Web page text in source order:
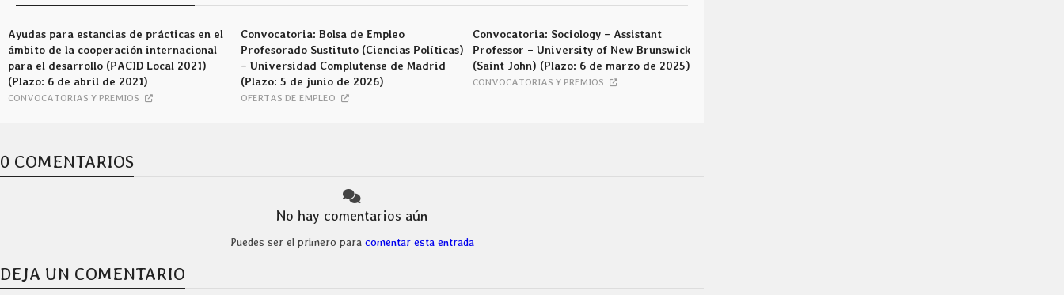
Ayudas para estancias de prácticas en el
ámbito de la cooperación internacional
para el desarrollo (PACID Local 2021)
(Plazo: 6 de abril de 2021)
CONVOCATORIAS Y PREMIOS
Convocatoria: Bolsa de Empleo
Profesorado Sustituto (Ciencias Políticas)
– Universidad Complutense de Madrid
(Plazo: 5 de junio de 2026)
OFERTAS DE EMPLEO
Convocatoria: Sociology – Assistant
Professor – University of New Brunswick
(Saint John) (Plazo: 6 de marzo de 2025)
CONVOCATORIAS Y PREMIOS
0 COMENTARIOS
No hay comentarios aún
Puedes ser el primero para comentar esta entrada
DEJA UN COMENTARIO